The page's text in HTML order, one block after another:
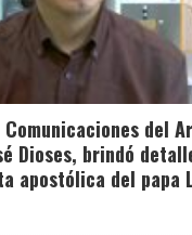
del
Dioses, brindó
apostólica del papa